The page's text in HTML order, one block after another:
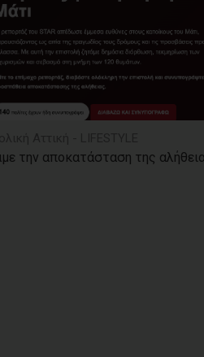
την αποκατάσταση της